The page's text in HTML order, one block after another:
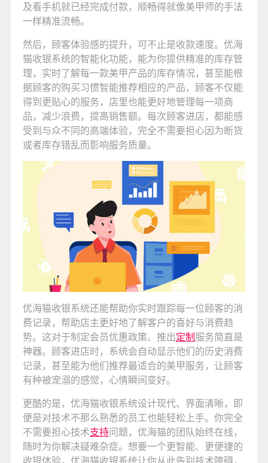
及看手机就已经完成付款，顺畅得就像美甲师的手法
一样精准流畅。
然后，顾客体验感的提升，可不止是收款速度。优海
猫收银系统的智能化功能，能为你提供精准的库存管
理，实时了解每一款美甲产品的库存情况，甚至能根
据顾客的购买习惯智能推荐相应的产品，顾客不仅能
得到更贴心的服务，店里也能更好地管理每一项商
品，减少浪费，提高销售额。每次顾客进店，都能感
受到与众不同的高端体验，完全不需要担心因为断货
或者库存错乱而影响服务质量。
优海猫收银系统还能帮助你实时跟踪每一位顾客的消
费记录，帮助店主更好地了解客户的喜好与消费趋
势。这对于制定会员优惠政策、推出定制 服务简直是
神器。顾客进店时，系统会自动显示他们的历史消费
记录，甚至能为他们推荐最适合的美甲服务，让顾客
有种被宠溺的感觉，心情瞬间变好。
更酷的是，优海猫收银系统设计现代、界面清晰，即
便是对技术不那么熟悉的员工也能轻松上手。你完全
不需要担心技术支持问题，优海猫的团队始终在线，
随时为你解决疑难杂症。想要一个更智能、更便捷的